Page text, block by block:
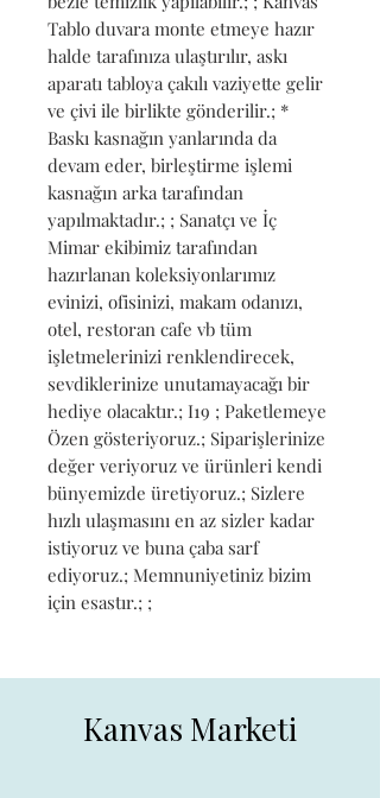
Tablo duvara monte etmeye hazır
halde tarafınıza ulaştırılır, askı
aparatı tabloya çakılı vaziyette gelir
ve çivi ile birlikte gönderilir.; *
Baskı kasnağın yanlarında da
devam eder, birleştirme işlemi
kasnağın arka tarafından
yapılmaktadır.; ; Sanatçı ve İç
Mimar ekibimiz tarafından
hazırlanan koleksiyonlarımız
evinizi, ofisinizi, makam odanızı,
otel, restoran cafe vb tüm
işletmelerinizi renklendirecek,
sevdiklerinize unutamayacağı bir
hediye olacaktır.; I19 ; Paketlemeye
Özen gösteriyoruz.; Siparişlerinize
değer veriyoruz ve ürünleri kendi
bünyemizde üretiyoruz.; Sizlere
hızlı ulaşmasını en az sizler kadar
istiyoruz ve buna çaba sarf
ediyoruz.; Memnuniyetiniz bizim
için esastır.; ;
Kanvas Marketi